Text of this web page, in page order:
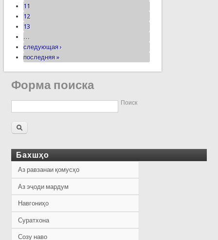
11
12
13
…
следующая ›
последняя »
Форма поиска
Поиск
Бахшҳо
Аз равзанаи қомусҳо
Аз эҷоди мардум
Навгониҳо
Суратхона
Созу наво